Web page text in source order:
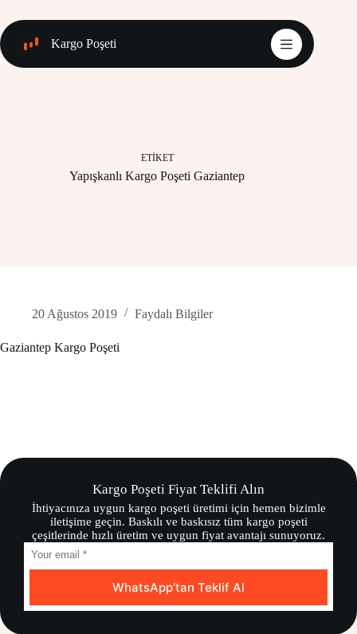
content
Kargo Poşeti
ETIKET
Yapışkanlı Kargo Poşeti Gaziantep
20 Ağustos 2019 Faydalı Bilgiler
Gaziantep Kargo Poşeti
Kargo Poşeti Fiyat Teklifi Alın
İhtiyacınıza uygun kargo poşeti üretimi için hemen bizimle
iletişime geçin. Baskılı ve baskısız tüm kargo poşeti
çeşitlerinde hızlı üretim ve uygun fiyat avantajı sunuyoruz.
WhatsApp’tan Teklif Al